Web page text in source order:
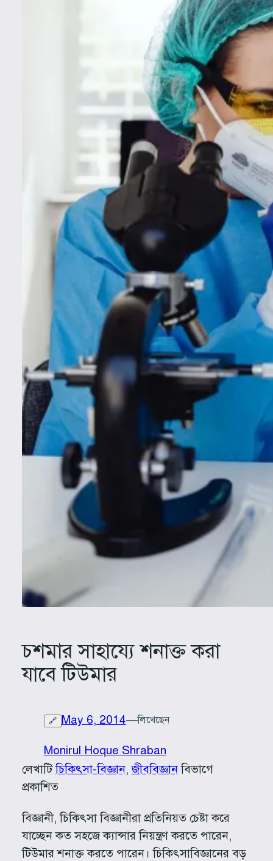
চশমার সাহায্যে শনাক্ত করা
যাবে টিউমার
🔗 May 6, 2014—লিখেছেন
Monirul Hoque Shraban
লেখাটিচিকিৎসা-বিজ্ঞান, জীববিজ্ঞানবিভাগে
প্রকাশিত
বিজ্ঞানী, চিকিৎসা বিজ্ঞানীরা প্রতিনিয়ত চেষ্টা করে
যাচ্ছেন কত সহজে ক্যান্সার নিয়ন্ত্রণ করতে পারেন,
টিউমার শনাক্ত করতে পারেন। চিকিৎসাবিজ্ঞানের বড়